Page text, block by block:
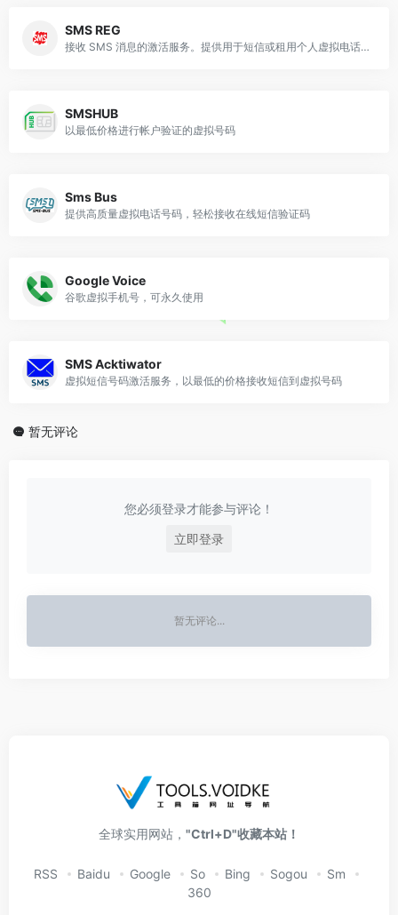
SMS REG
接收 SMS 消息的激活服务。提供用于短信或租用个人虚拟电话号码的单个号码
SMSHUB
以最低价格进行帐户验证的虚拟号码
Sms Bus
提供高质量虚拟电话号码，轻松接收在线短信验证码
Google Voice
谷歌虚拟手机号，可永久使用
SMS Acktiwator
虚拟短信号码激活服务，以最低的价格接收短信到虚拟号码
暂无评论
您必须登录才能参与评论！
立即登录
暂无评论...
全球实用网站， "Ctrl+D"收藏本站！
RSS Baidu Google So Bing Sogou
Sm
360